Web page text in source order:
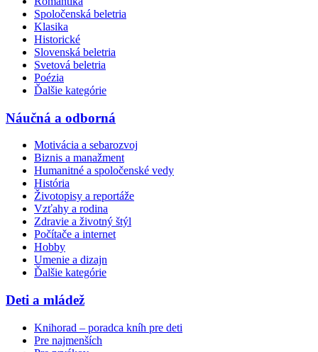
Spoločenská beletria
Klasika
Historické
Slovenská beletria
Svetová beletria
Poézia
Ďalšie kategórie
Náučná a odborná
Motivácia a sebarozvoj
Biznis a manažment
Humanitné a spoločenské vedy
História
Životopisy a reportáže
Vzťahy a rodina
Zdravie a životný štýl
Počítače a internet
Hobby
Umenie a dizajn
Ďalšie kategórie
Deti a mládež
Knihorad – poradca kníh pre deti
Pre najmenších